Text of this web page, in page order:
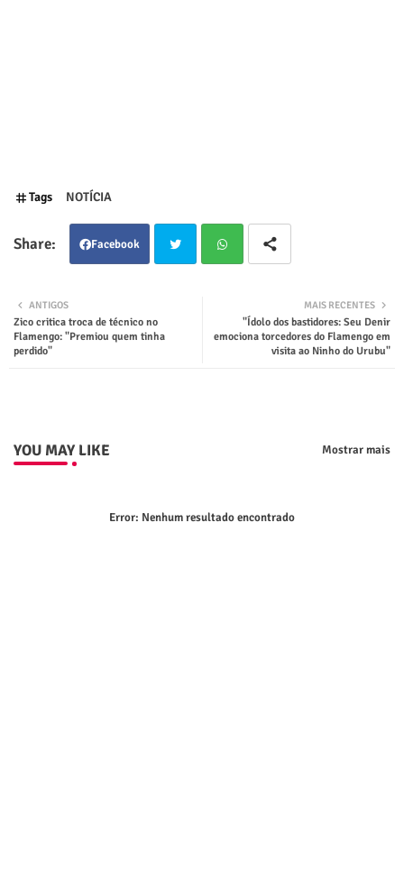
Tags NOTÍCIA
Facebook
MAIS RECENTES
"Ídolo dos bastidores: Seu Denir
emociona torcedores do Flamengo em
visita ao Ninho do Urubu"
ANTIGOS
Zico critica troca de técnico no
Flamengo: "Premiou quem tinha
perdido"
YOU MAY LIKE Mostrar mais
Error: Nenhum resultado encontrado